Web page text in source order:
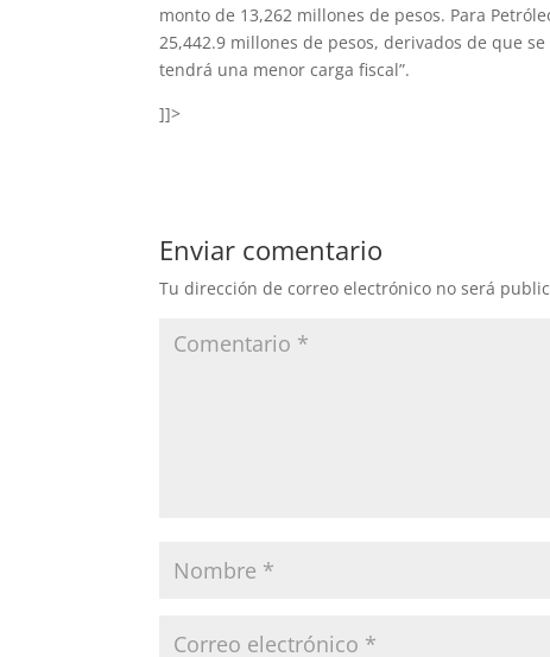
monto de 13,262 millones de pesos. Para
25,442.9 millones de pesos, derivados de que
tendrá una menor carga fiscal”.
]]>
Enviar comentario
Tu dirección de correo electrónico no será